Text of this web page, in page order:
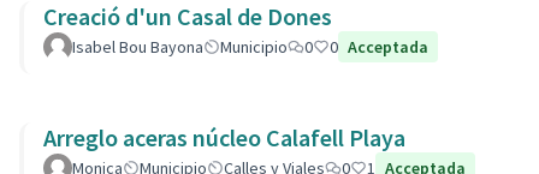
Creació d'un Casal de Dones
Isabel Bou Bayona Municipio 0 0 Acceptada
Arreglo aceras núcleo Calafell Playa
Monica Municipio Calles y Viales 0 1 Acceptada